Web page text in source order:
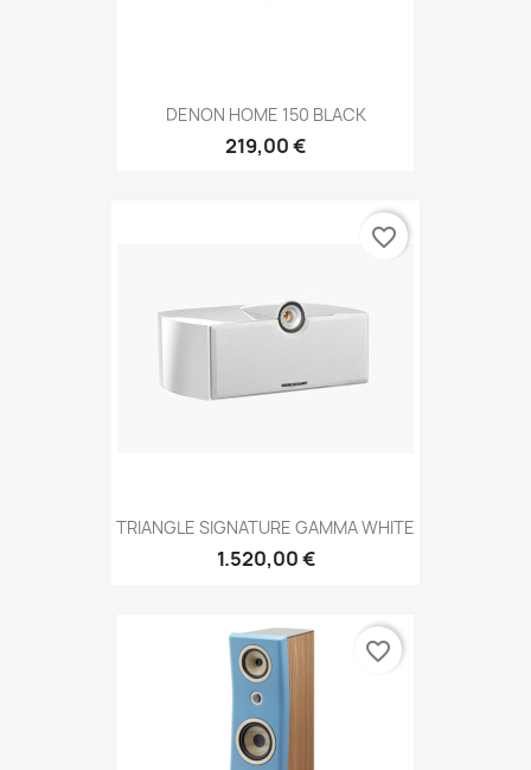
DENON HOME 150 BLACK
219,00 €
TRIANGLE SIGNATURE GAMMA WHITE
1.520,00 €
favorite_border
favorite_border